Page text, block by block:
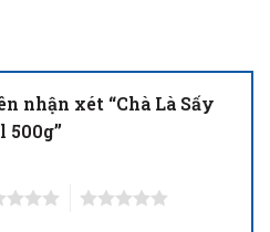
nhận xét “Chà Là Sấy
500g”